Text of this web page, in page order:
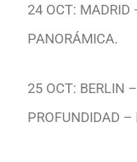
24 OCT: MADRID
PANORÁMICA.
25 OCT: BERLIN
PROFUNDIDAD –